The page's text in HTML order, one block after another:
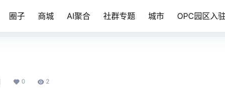
圈子 商城 AI聚合 社群专题 城市 OPC园区入驻
0 2